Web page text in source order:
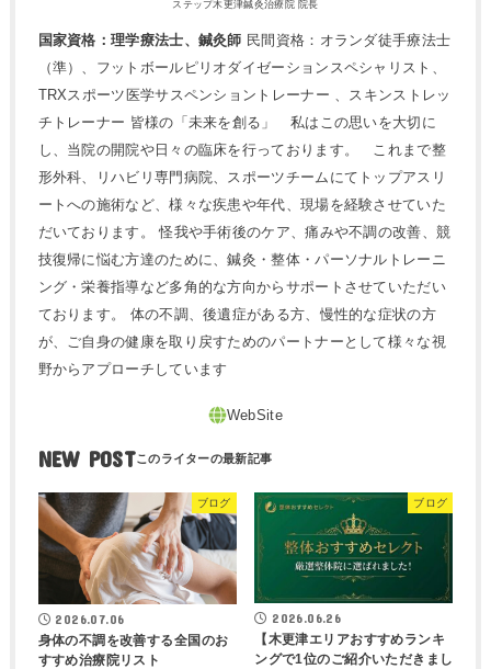
ステップ木更津鍼灸治療院 院長
国家資格：理学療法士、鍼灸師 民間資格：オランダ徒手療法士
（準）、フットボールピリオダイゼーションスペシャリスト、
TRXスポーツ医学サスペンショントレーナー 、スキンストレッ
チトレーナー 皆様の「未来を創る」 私はこの思いを大切に
し、当院の開院や日々の臨床を行っております。 これまで整
形外科、リハビリ専門病院、スポーツチームにてトップアスリ
ートへの施術など、様々な疾患や年代、現場を経験させていた
だいております。 怪我や手術後のケア、痛みや不調の改善、競
技復帰に悩む方達のために、鍼灸・整体・パーソナルトレーニ
ング・栄養指導など多角的な方向からサポートさせていただい
ております。 体の不調、後遺症がある方、慢性的な症状の方
が、ご自身の健康を取り戻すためのパートナーとして様々な視
野からアプローチしています
NEW POST
ブログ
2026.07.06
身体の不調を改善する全国のお
すすめ治療院リスト
ブログ
2026.06.26
【木更津エリアおすすめランキ
ングで1位のご紹介いただきまし